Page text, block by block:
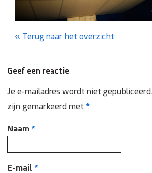
Zonnepanelen
Referenties
Projecten
Contact
Terug naar het overzicht
Geef een reactie
Je e-mailadres wordt niet gepubliceerd.
zijn gemarkeerd met *
Naam *
E-mail *